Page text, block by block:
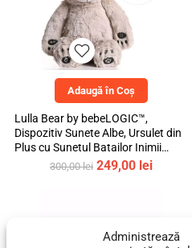
Administrează
Adaugă în Coș
Lulla Bear by bebeLOGIC™,
Dispozitiv Sunete Albe, Ursulet din
Plus cu Sunetul Batailor Inimii
Mamei si Cantece de Leagan
300,00lei Prețul
249,00 leiPrețul